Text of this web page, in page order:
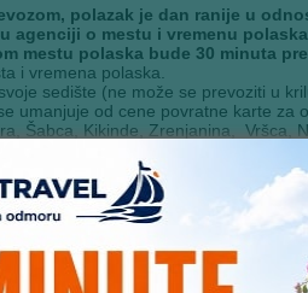
polazak je dan ranije u
agenciji o mestu i vremenu
mestu polaska bude 30 minuta
i vremena polaska.
sedište (ne može se prevoziti u
umanjuje od cene povratne karte za
Šabca, Kikinde, Zrenjanina, Vršca,
iz Beograda (za realizaciju
i Vršaca – 20€;
cenu prevoza iz tabele sa